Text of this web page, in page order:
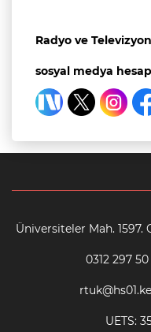
Radyo ve
sosyal medya
Üniversiteler Mah. 1597.
0312 297
UETS: